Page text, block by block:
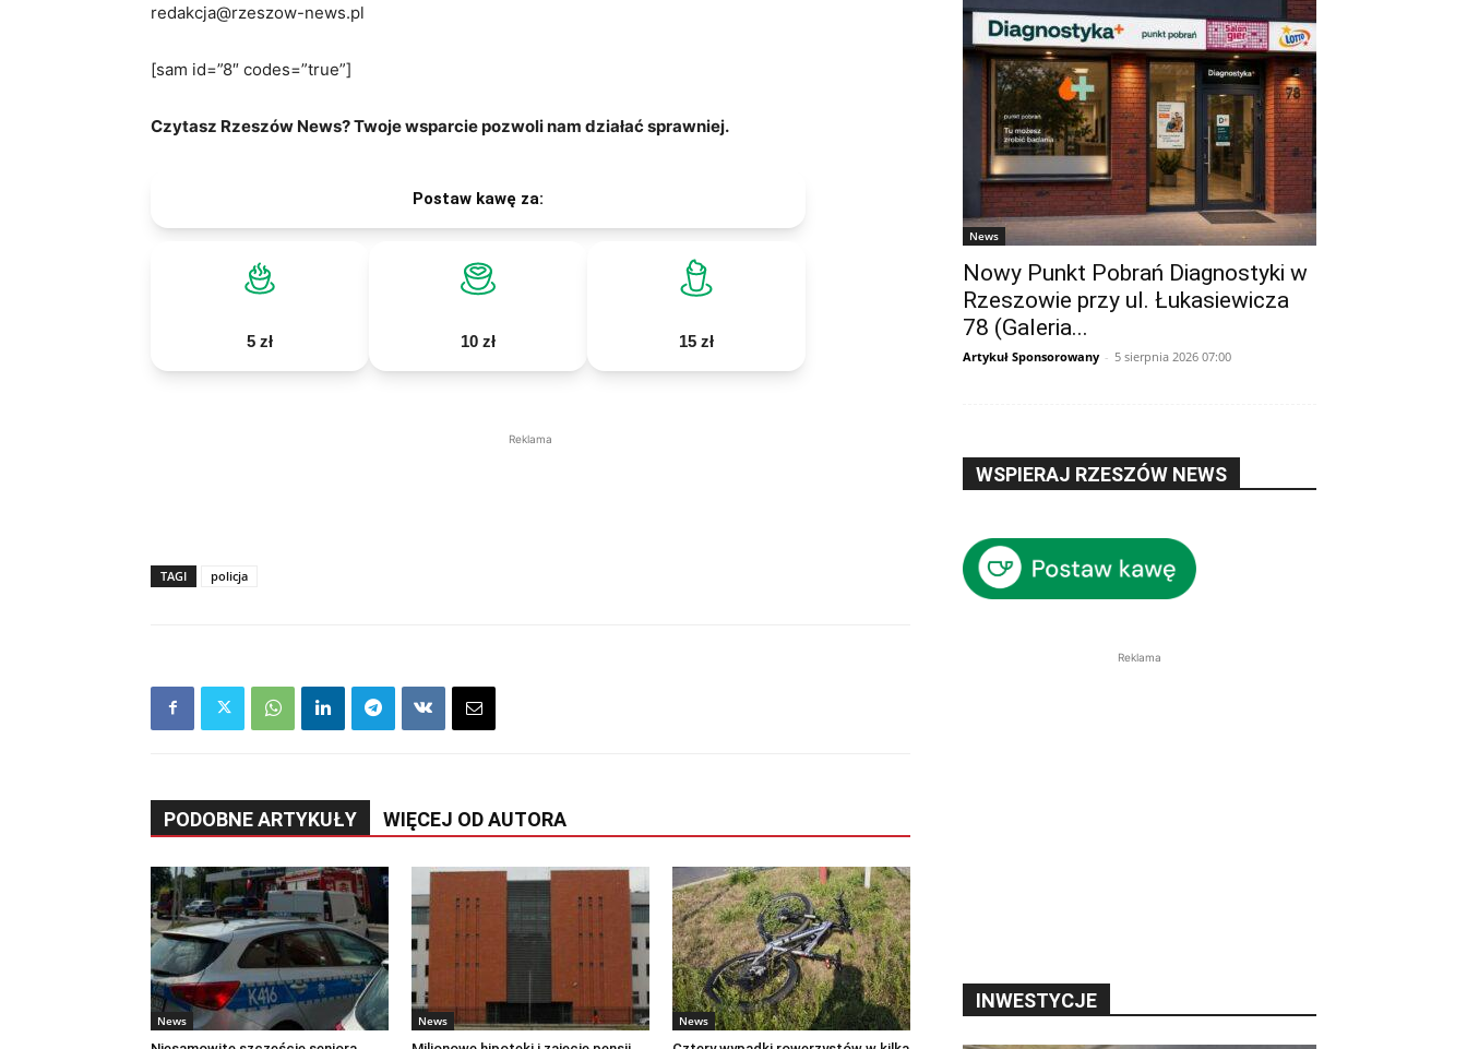
redakcja@rzeszow-news.pl
[sam id=”8″ codes=”true”]
Czytasz Rzeszów News? Twoje wsparcie pozwoli nam działać sprawniej.
Postaw kawę za:
5 zł 10 zł 15 zł
Reklama
TAGI policja
PODOBNE ARTYKUŁY WIĘCEJ OD AUTORA
News News News
News
Nowy Punkt Pobrań Diagnostyki w
Rzeszowie przy ul. Łukasiewicza
78 (Galeria...
Artykuł Sponsorowany - 5 sierpnia 2026 07:00
WSPIERAJ RZESZÓW NEWS
Reklama
INWESTYCJE